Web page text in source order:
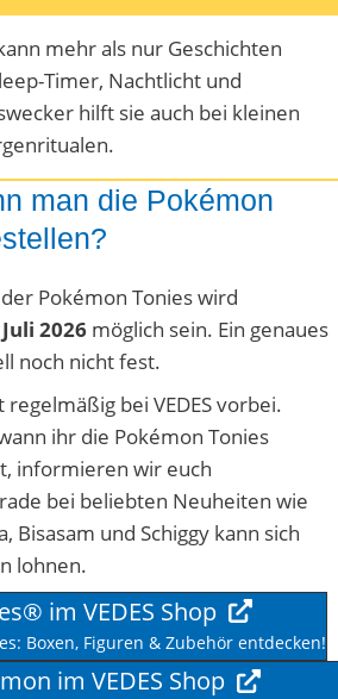
mehr als nur Geschichten
Timer, Nachtlicht und
hilft sie auch bei kleinen
man die Pokémon
Pokémon Tonies wird
Juli 2026möglich sein. Ein genaues
noch nicht fest.
regelmäßig bei VEDES vorbei.
ihr die Pokémon Tonies
informieren wir euch
bei beliebten Neuheiten wie
Bisasam und Schiggy kann sich
lohnen.
im VEDES Shop
Boxen, Figuren & Zubehör entdecken!
im VEDES Shop